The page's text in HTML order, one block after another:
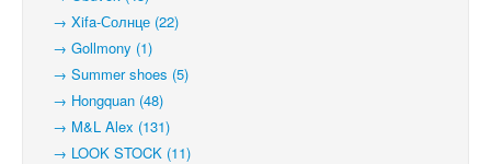
→ Xifa-Солнце (22)
→ Gollmony (1)
→ Summer shoes (5)
→ Hongquan (48)
→ M&L Alex (131)
→ LOOK STOCK (11)